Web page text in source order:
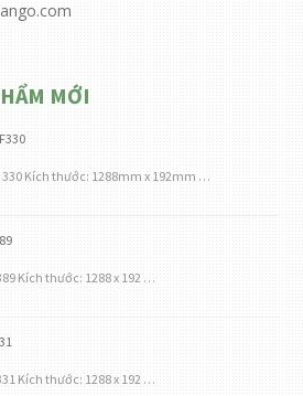
MỚI
330 Kích thước: 1288mm x 192mm …
Kích thước: 1288 x 192 …
Kích thước: 1288 x 192 …